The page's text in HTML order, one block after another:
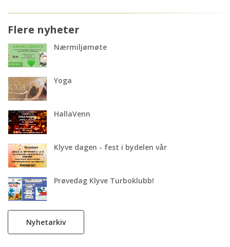
Flere nyheter
Nærmiljømøte
Yoga
HallaVenn
Klyve dagen - fest i bydelen vår
Prøvedag Klyve Turboklubb!
Nyhetarkiv